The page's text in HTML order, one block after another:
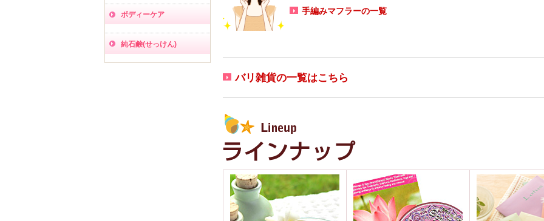
手編みマフラーの一覧
バリ雑貨の一覧はこちら
ボディーケア
純石鹸(せっけん)